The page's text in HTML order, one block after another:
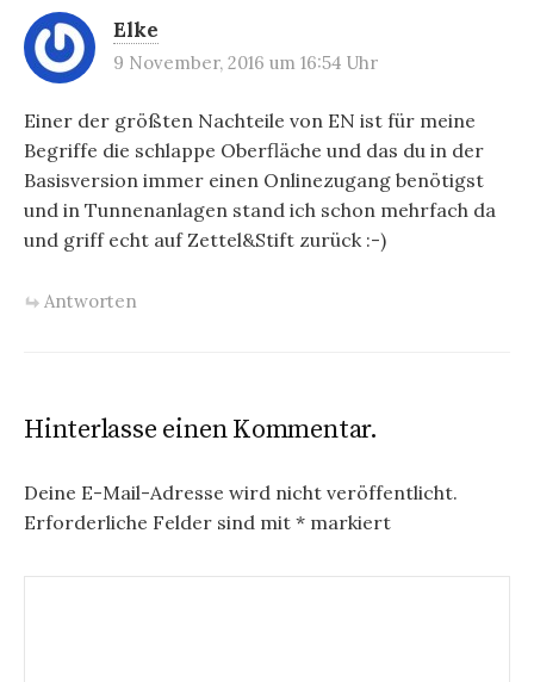
Elke
9 November, 2016 um 16:54 Uhr
Einer der größten Nachteile von EN ist für meine
Begriffe die schlappe Oberfläche und das du in der
Basisversion immer einen Onlinezugang benötigst
und in Tunnenanlagen stand ich schon mehrfach da
und griff echt auf Zettel&Stift zurück :-)
Antworten
Hinterlasse einen Kommentar.
Deine E-Mail-Adresse wird nicht veröffentlicht.
Erforderliche Felder sind mit * markiert